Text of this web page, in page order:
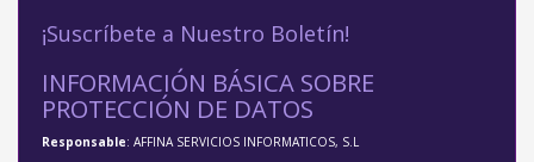
¡Suscríbete a Nuestro Boletín!
INFORMACIÓN BÁSICA SOBRE
PROTECCIÓN DE DATOS
Responsable: AFFINA SERVICIOS INFORMATICOS, S.L